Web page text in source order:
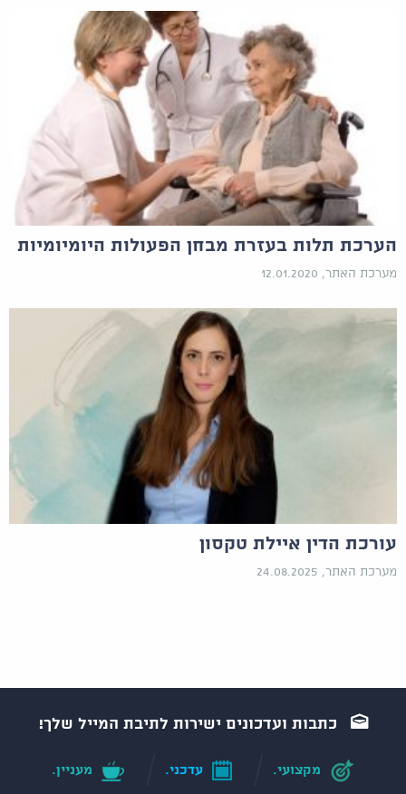
הערכת תלות בעזרת מבחן הפעולות היומיומיות
מערכת האתר, 12.01.2020
עורכת הדין איילת טקסון
מערכת האתר, 24.08.2025
כתבות ועדכונים ישירות לתיבת המייל שלך!
מקצועי. עדכני. מעניין.